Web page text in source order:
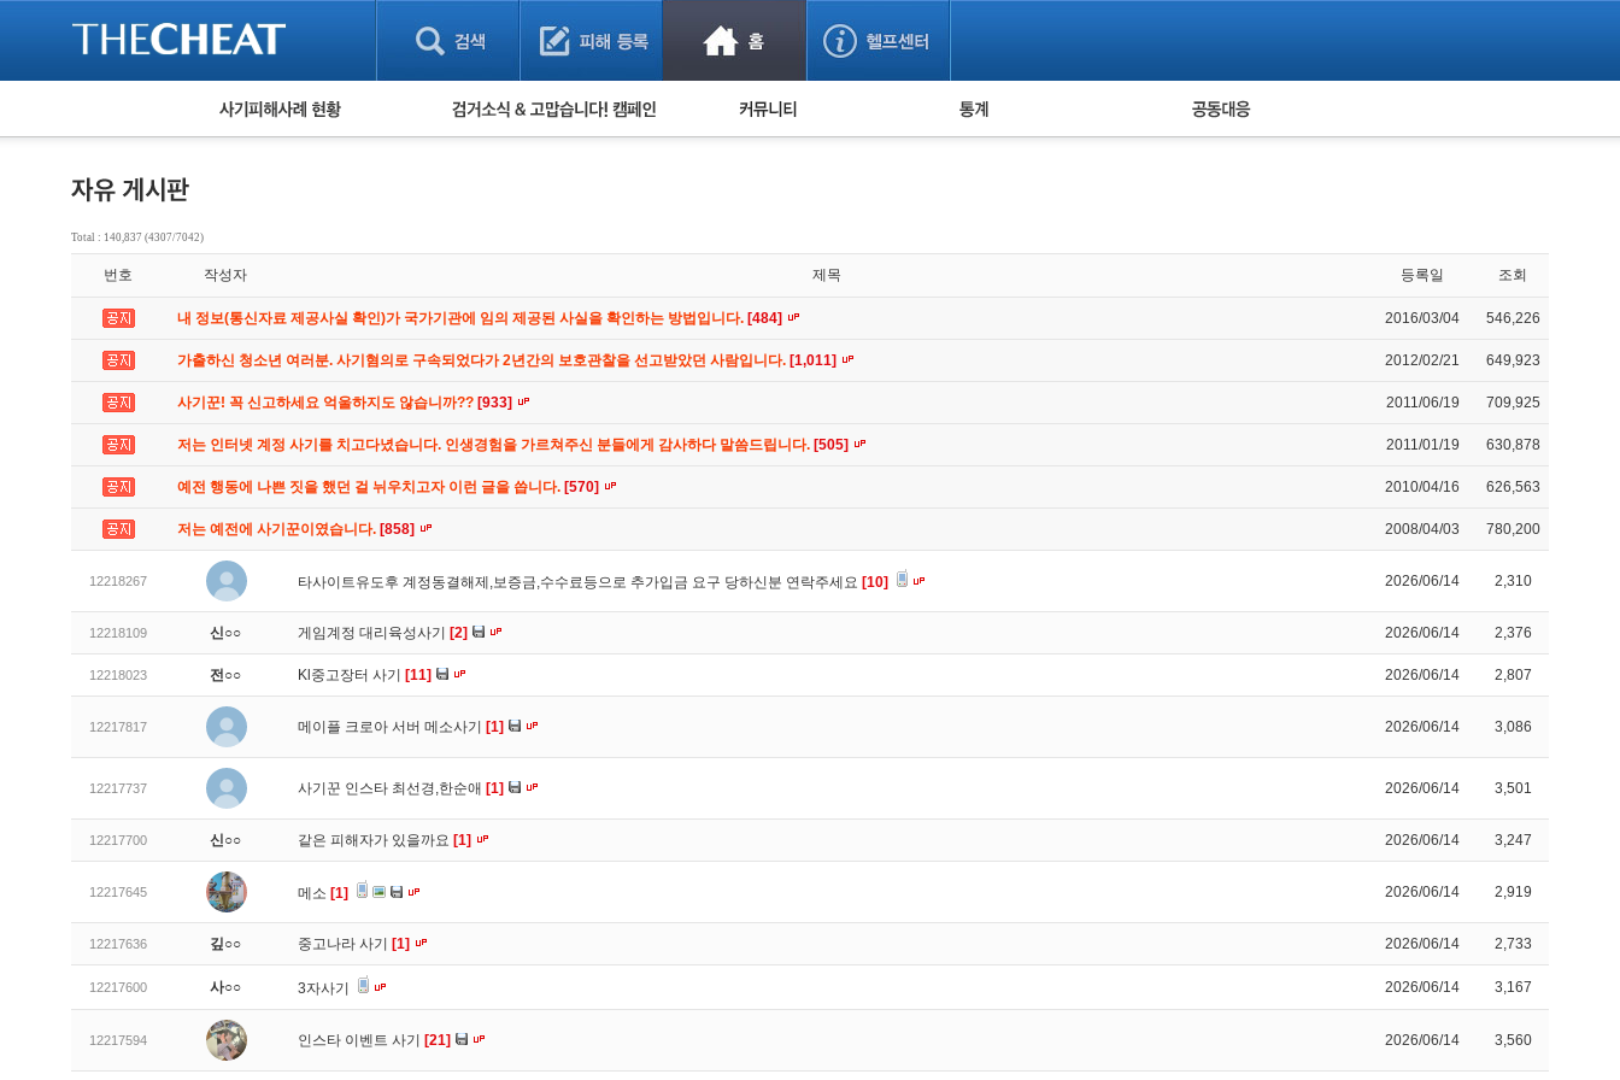
피해사례 현황
유해사이트 목록
비공개 피해사례
검거 소식 사기 예방했어요!
사기방지 아이디어
신종사기 주의 정보
누적 피해사례 통계 피해자 공동대응
Total : 140,837 (4307/7042)
번호 작성자 제목 등록일 조회
내 정보(통신자료 제공사실 확인)가 국가기관에 임의 제공된 사실을 확인하는 방법입니다. [484] 2016/03/04 546,226
가출하신 청소년 여러분. 사기혐의로 구속되었다가 2년간의 보호관찰을 선고받았던 사람입니다. [1,011] 2012/02/21 649,923
사기꾼! 꼭 신고하세요 억울하지도 않습니까?? [933] 2011/06/19 709,925
저는 인터넷 계정 사기를 치고다녔습니다. 인생경험을 가르쳐주신 분들에게 감사하다 말씀드립니다. [505] 2011/01/19 630,878
예전 행동에 나쁜 짓을 했던 걸 뉘우치고자 이런 글을 씁니다. [570] 2010/04/16 626,563
저는 예전에 사기꾼이였습니다. [858] 2008/04/03 780,200
12218267 타사이트유도후 계정동결해제,보증금,수수료등으로 추가입금 요구 당하신분 연락주세요 [10] 2026/06/14 2,310
12218109 신○○ 게임계정 대리육성사기 [2] 2026/06/14 2,376
12218023 전○○ Kl중고장터 사기 [11] 2026/06/14 2,807
12217817 메이플 크로아 서버 메소사기 [1] 2026/06/14 3,086
12217737 사기꾼 인스타 최선경,한순애 [1] 2026/06/14 3,501
12217700 신○○ 같은 피해자가 있을까요 [1] 2026/06/14 3,247
12217645 메소 [1] 2026/06/14 2,919
12217636 깊○○ 중고나라 사기 [1] 2026/06/14 2,733
12217600 사○○ 3자사기 2026/06/14 3,167
12217594 인스타 이벤트 사기 [21] 2026/06/14 3,560